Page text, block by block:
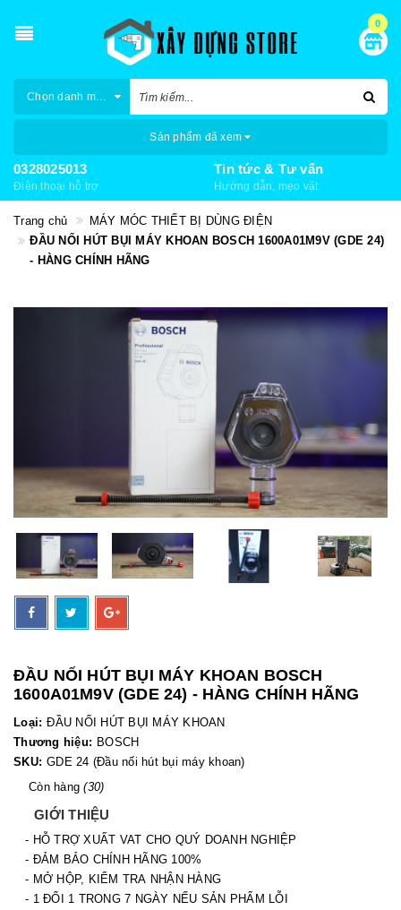
0
Chọn danh mục
Sản phẩm đã xem
0328025013
Điện thoại hỗ trợ
Tin tức & Tư vấn
Hướng dẫn, mẹo vặt
Trang chủ
MÁY MÓC THIẾT BỊ DÙNG ĐIỆN
ĐẦU NỐI HÚT BỤI MÁY KHOAN BOSCH 1600A01M9V (GDE 24)
- HÀNG CHÍNH HÃNG
ĐẦU NỐI HÚT BỤI MÁY KHOAN BOSCH
1600A01M9V (GDE 24) - HÀNG CHÍNH HÃNG
Loại: ĐẦU NỐI HÚT BỤI MÁY KHOAN
Thương hiệu: BOSCH
SKU: GDE 24 (Đầu nối hút bụi máy khoan)
Còn hàng(30)
GIỚI THIỆU
- HỖ TRỢ XUẤT VAT CHO QUÝ DOANH NGHIỆP
- ĐẢM BẢO CHÍNH HÃNG 100%
- MỞ HỘP, KIỂM TRA NHẬN HÀNG
- 1 ĐỔI 1 TRONG 7 NGÀY NẾU SẢN PHẨM LỖI